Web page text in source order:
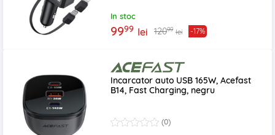
In stoc
9999 lei 12099 lei -17%
Incarcator auto USB 165W, Acefast
B14, Fast Charging, negru
(0)